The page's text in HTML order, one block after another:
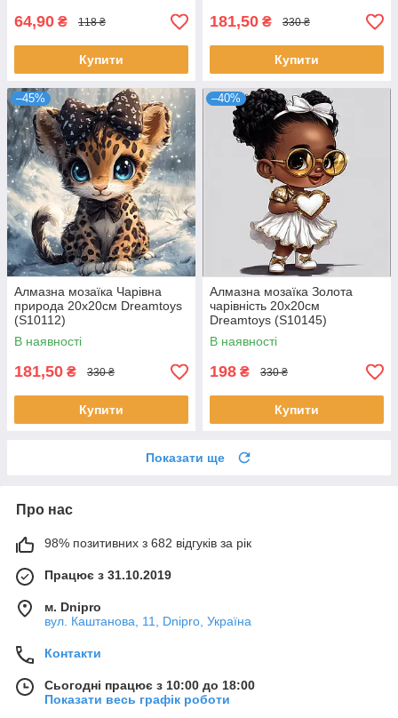
64,90 ₴ 118 ₴
Купити
181,50 ₴ 330 ₴
Купити
–45%
Алмазна мозаїка Чарівна
природа 20x20см Dreamtoys
(S10112)
В наявності
181,50 ₴ 330 ₴
Купити
–40%
Алмазна мозаїка Золота
чарівність 20x20см
Dreamtoys (S10145)
В наявності
198 ₴ 330 ₴
Купити
Показати ще
Про нас
98% позитивних з 682 відгуків за рік
Працює з 31.10.2019
м. Dnipro
вул. Каштанова, 11, Dnipro, Україна
Контакти
Сьогодні працює з 10:00 до 18:00
Показати весь графік роботи